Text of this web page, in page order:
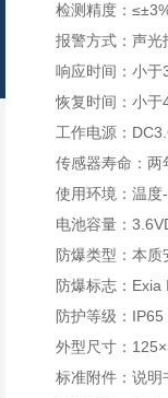
检测精度：
报警方式：声光
响应时间：小于
恢复时间：小于
工作电源：
传感器寿命：两
使用环境：温
电池容量：
防爆类型：本质
防爆标志：Exia
防护等级：IP65
外型尺寸：
标准附件：说明